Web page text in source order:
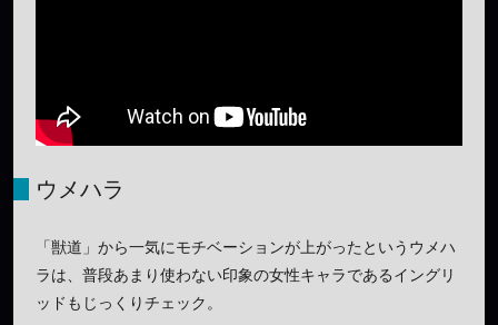
ウメハラ
「獣道」から一気にモチベーションが上がったというウメハ
ラは、普段あまり使わない印象の女性キャラであるイングリ
ッドもじっくりチェック。